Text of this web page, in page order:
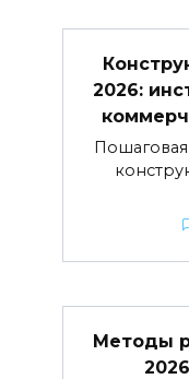
2026:
Методы